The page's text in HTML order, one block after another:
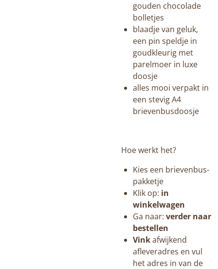
gouden chocolade
bolletjes
blaadje van geluk,
een pin speldje in
goudkleurig met
parelmoer in luxe
doosje
alles mooi verpakt in
een stevig A4
brievenbusdoosje
Hoe werkt het?
Kies een brievenbus-
pakketje
Klik op: in
winkelwagen
Ga naar: verder naar
bestellen
Vinkafwijkend
afleveradres en vul
het adres in van de